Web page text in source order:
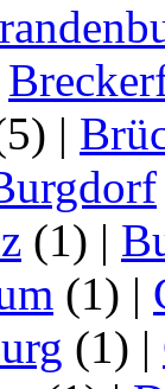
|
(1) |
(1) |
(1) |